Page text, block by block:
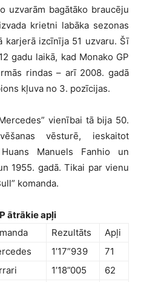
uzvarām bagātāko braucēju
krietni labāka sezonas
karjerā izcīnīja 51 uzvaru. Šī
gadu laikā, kad Monako GP
rindas – arī 2008. gadā
kļuva no 3. pozīcijas.
vienībai tā bija 50.
vēsturē, ieskaitot
Manuels Fanhio un
1955. gadā. Tikai par vienu
komanda.
ātrākie apļi
Rezultāts
Apļi
1’17”939
71
1’18”005
62